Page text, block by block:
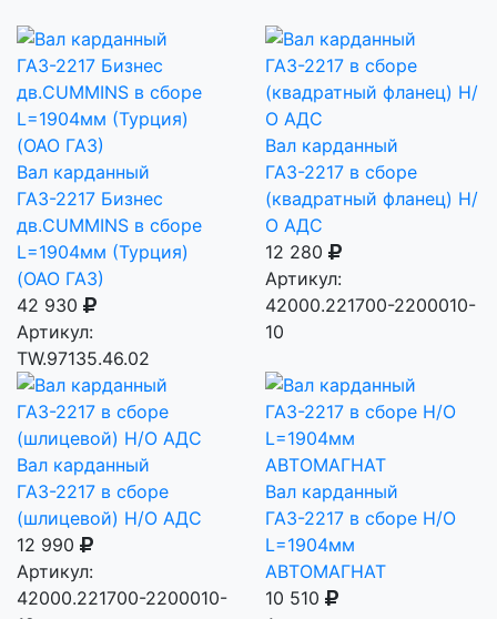
Вал карданный
ГАЗ-2217 Бизнес
дв.CUMMINS в сборе
L=1904мм (Турция)
(ОАО ГАЗ)
42 930
Артикул:
ТW.97135.46.02
Вал карданный
ГАЗ-2217 в сборе
(квадратный фланец) Н/
О АДС
12 280
Артикул:
42000.221700-2200010-
10
Вал карданный
ГАЗ-2217 в сборе
(шлицевой) Н/О АДС
12 990
Артикул:
42000.221700-2200010-
Вал карданный
ГАЗ-2217 в сборе Н/О
L=1904мм
АВТОМАГНАТ
10 510